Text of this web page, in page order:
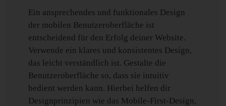
Ein ansprechendes und funktionales Design
der mobilen Benutzeroberfläche ist
entscheidend für den Erfolg deiner Website.
Verwende ein klares und konsistentes Design,
das leicht verständlich ist. Gestalte die
Benutzeroberfläche so, dass sie intuitiv
bedient werden kann. Hierbei helfen dir
Designprinzipien wie das Mobile-First-Design,